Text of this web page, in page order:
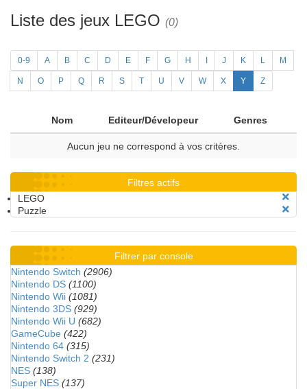
Liste des jeux LEGO (0)
0-9 A B C D E F G H J K L M
N O P Q R S T U V W X Y Z
Nom Editeur/Dévelopeur Genres
Aucun jeu ne correspond à vos critères.
Filtres actifs
LEGO
Puzzle
Filtrer par console
Nintendo Switch (2906)
Nintendo DS (1100)
Nintendo Wii (1081)
Nintendo 3DS (929)
Nintendo Wii U (682)
GameCube (422)
Nintendo 64 (315)
Nintendo Switch 2 (231)
NES (138)
Super NES (137)